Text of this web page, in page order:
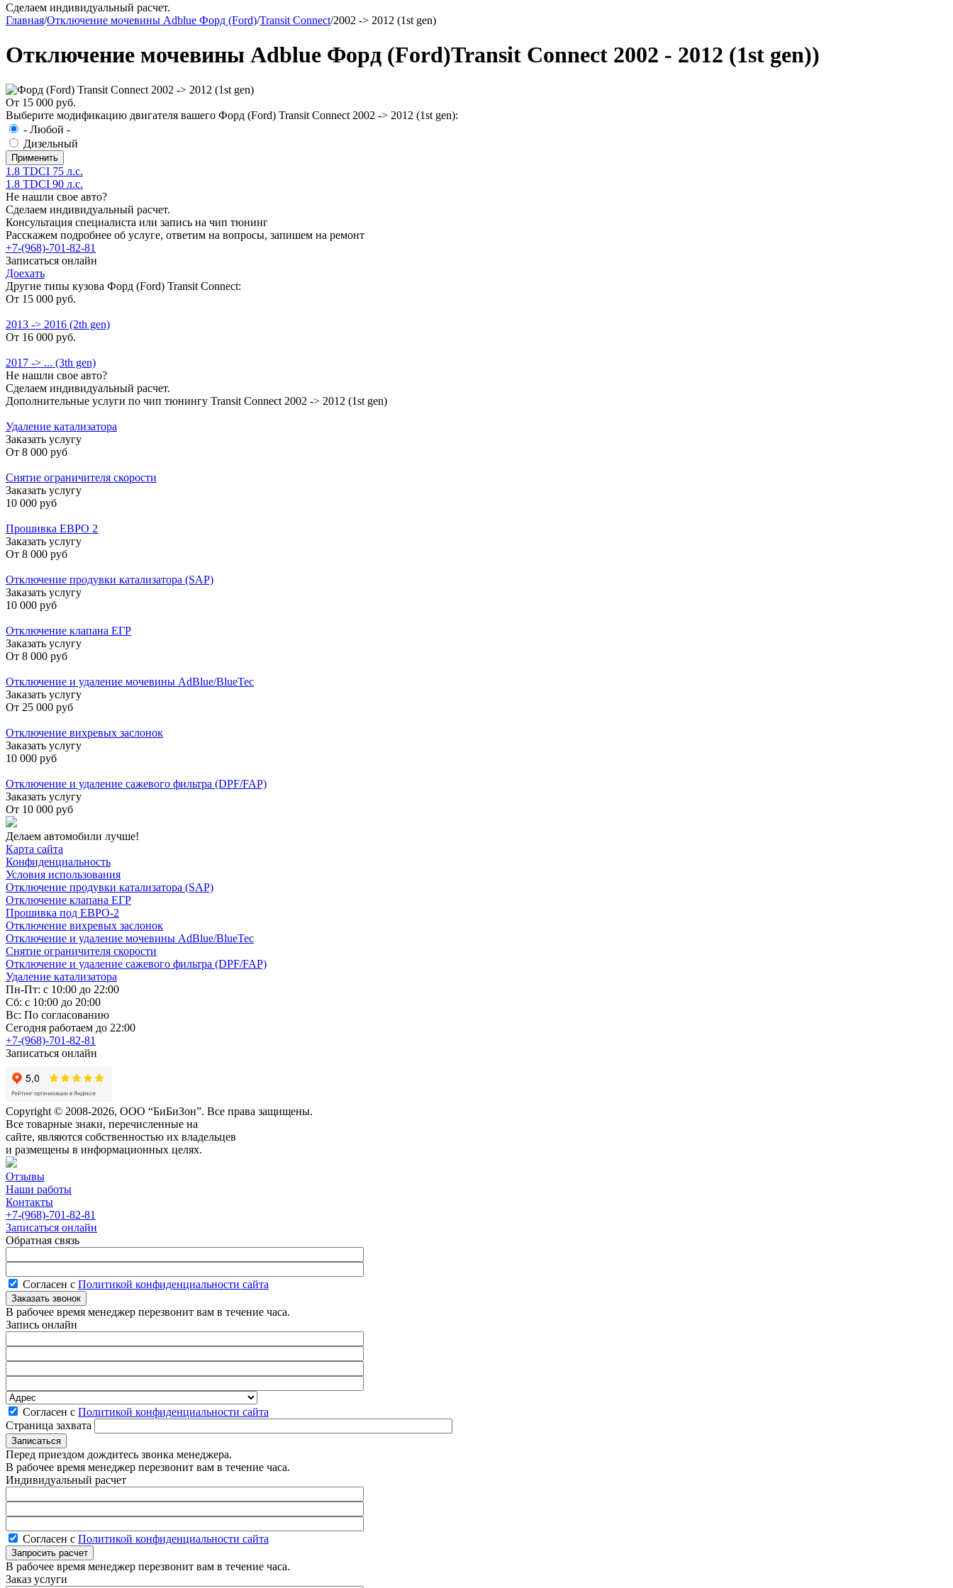
Сделаем индивидуальный расчет.
Главная/Отключение мочевины Adblue Форд (Ford)/Transit Connect/2002 -> 2012 (1st gen)
Отключение мочевины Adblue Форд (Ford)Transit Connect 2002 - 2012 (1st gen))
От 15 000 руб.
Выберите модификацию двигателя вашего Форд (Ford) Transit Connect 2002 -> 2012 (1st gen):
- Любой -
Дизельный
1.8 TDCI 75 л.с.
1.8 TDCI 90 л.с.
Не нашли свое авто?
Сделаем индивидуальный расчет.
Консультация специалиста или запись на чип тюнинг
Расскажем подробнее об услуге, ответим на вопросы, запишем на ремонт
+7-(968)-701-82-81
Записаться онлайн
Доехать
Другие типы кузова Форд (Ford) Transit Connect:
От 15 000 руб.
2013 -> 2016 (2th gen)
От 16 000 руб.
2017 -> ... (3th gen)
Не нашли свое авто?
Сделаем индивидуальный расчет.
Дополнительные услуги по чип тюнингу Transit Connect 2002 -> 2012 (1st gen)
Удаление катализатора
Заказать услугу
От 8 000 руб
Снятие ограничителя скорости
Заказать услугу
10 000 руб
Прошивка ЕВРО 2
Заказать услугу
От 8 000 руб
Отключение продувки катализатора (SAP)
Заказать услугу
10 000 руб
Отключение клапана ЕГР
Заказать услугу
От 8 000 руб
Отключение и удаление мочевины AdBlue/BlueTec
Заказать услугу
От 25 000 руб
Отключение вихревых заслонок
Заказать услугу
10 000 руб
Отключение и удаление сажевого фильтра (DPF/FAP)
Заказать услугу
От 10 000 руб
Делаем автомобили лучше!
Карта сайта
Конфиденциальность
Условия использования
Отключение продувки катализатора (SAP)
Отключение клапана ЕГР
Прошивка под ЕВРО-2
Отключение вихревых заслонок
Отключение и удаление мочевины AdBlue/BlueTec
Снятие ограничителя скорости
Отключение и удаление сажевого фильтра (DPF/FAP)
Удаление катализатора
Пн-Пт: с 10:00 до 22:00
Сб: с 10:00 до 20:00
Вс: По согласованию
Сегодня работаем до 22:00
+7-(968)-701-82-81
Записаться онлайн
Copyright © 2008-2026, ООО “БиБиЗон”. Все права защищены.
Все товарные знаки, перечисленные на
сайте, являются собственностью их владельцев
и размещены в информационных целях.
Отзывы
Наши работы
Контакты
+7-(968)-701-82-81
Записаться онлайн
Обратная связь
Согласен с Политикой конфиденциальности сайта
В рабочее время менеджер перезвонит вам в течение часа.
Запись онлайн
Согласен с Политикой конфиденциальности сайта
Страница захвата
Перед приездом дождитесь звонка менеджера.
В рабочее время менеджер перезвонит вам в течение часа.
Индивидуальный расчет
Согласен с Политикой конфиденциальности сайта
В рабочее время менеджер перезвонит вам в течение часа.
Заказ услуги